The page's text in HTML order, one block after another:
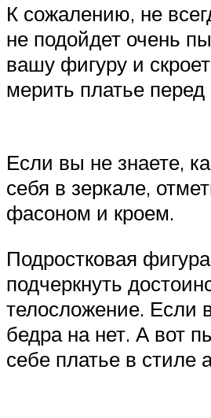
К сожалению, не
не подойдет очень
вашу фигуру и
мерить платье перед
Если вы не знаете,
себя в зеркале,
фасоном и кроем.
Подростковая
подчеркнуть
телосложение. Если
бедра на нет. А вот
себе платье в стиле